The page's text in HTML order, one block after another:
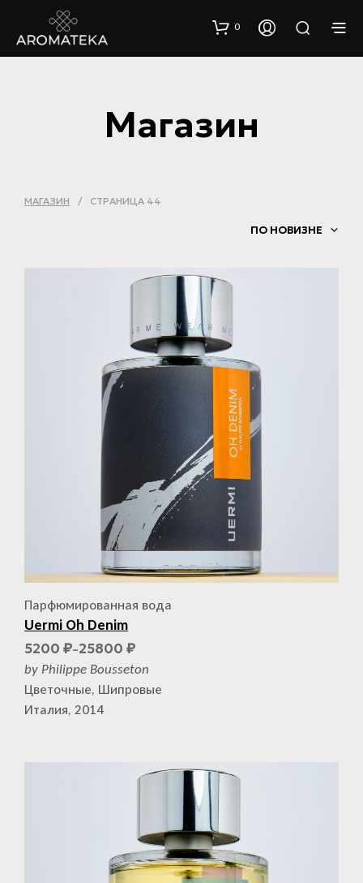
0
Магазин
МАГАЗИН / СТРАНИЦА 44
ПО НОВИЗНЕ
Парфюмированная вода
Uermi Oh Denim
5200 ₽–25800 ₽
by Philippe Bousseton
Цветочные, Шипровые
Италия, 2014